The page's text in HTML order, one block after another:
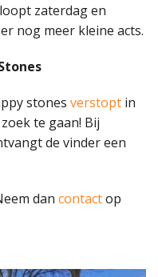
zaterdag en
nog meer kleine acts.
stones verstopt in
te gaan! Bij
de vinder een
dan contactop